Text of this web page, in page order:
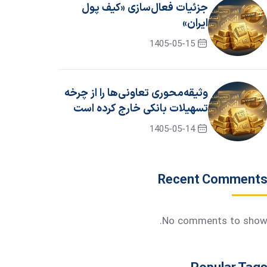
جزئیات فعال‌سازی «کیف پول
ایران»
1405-05-15
وثیقه‌محوری تعاونی‌ها را از چرخه
تسهیلات بانکی خارج کرده است
1405-05-14
Recent Comments
No comments to show.